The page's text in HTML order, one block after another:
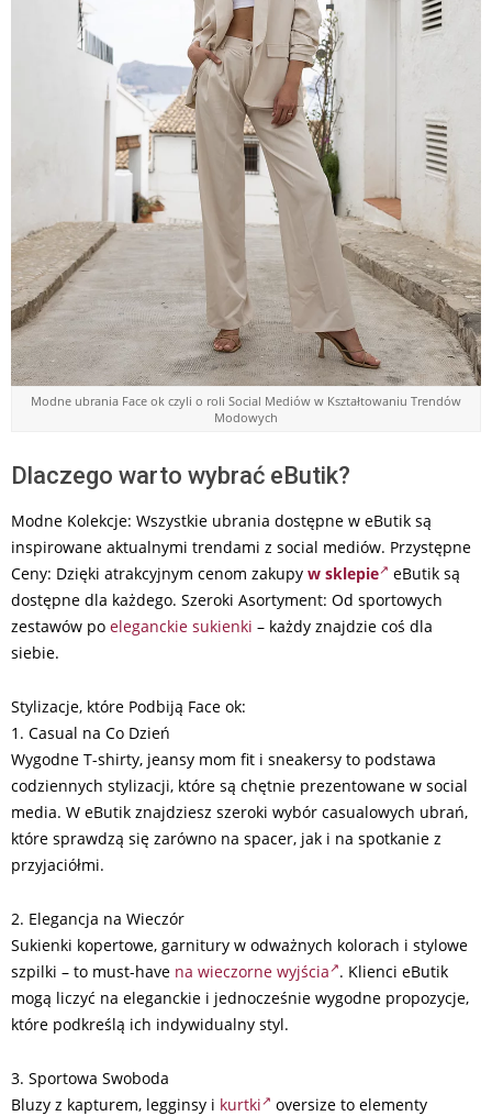
Modne ubrania Face ok czyli o roli Social Mediów w Kształtowaniu Trendów
Modowych
Dlaczego warto wybrać eButik?
Modne Kolekcje: Wszystkie ubrania dostępne w eButik są
inspirowane aktualnymi trendami z social mediów. Przystępne
Ceny: Dzięki atrakcyjnym cenom zakupy w sklepie
eButik są
dostępne dla każdego. Szeroki Asortyment: Od sportowych
zestawów po eleganckie sukienki – każdy znajdzie coś dla
siebie.
Stylizacje, które Podbiją Face ok:
1. Casual na Co Dzień
Wygodne T-shirty, jeansy mom fit i sneakersy to podstawa
codziennych stylizacji, które są chętnie prezentowane w social
media. W eButik znajdziesz szeroki wybór casualowych ubrań,
które sprawdzą się zarówno na spacer, jak i na spotkanie z
przyjaciółmi.
2. Elegancja na Wieczór
Sukienki kopertowe, garnitury w odważnych kolorach i stylowe
szpilki – to must-have na wieczorne wyjścia . Klienci eButik
mogą liczyć na eleganckie i jednocześnie wygodne propozycje,
które podkreślą ich indywidualny styl.
3. Sportowa Swoboda
Bluzy z kapturem, legginsy i kurtki
oversize to elementy